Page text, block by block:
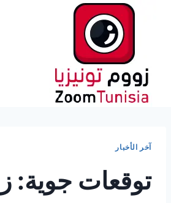
آخر الأخبار
توقعات جوية: